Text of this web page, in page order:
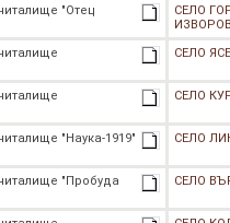
"Отец
СЕЛО
СЕЛО
СЕЛО
"Наука-1919"
СЕЛО
"Пробуда
СЕЛО